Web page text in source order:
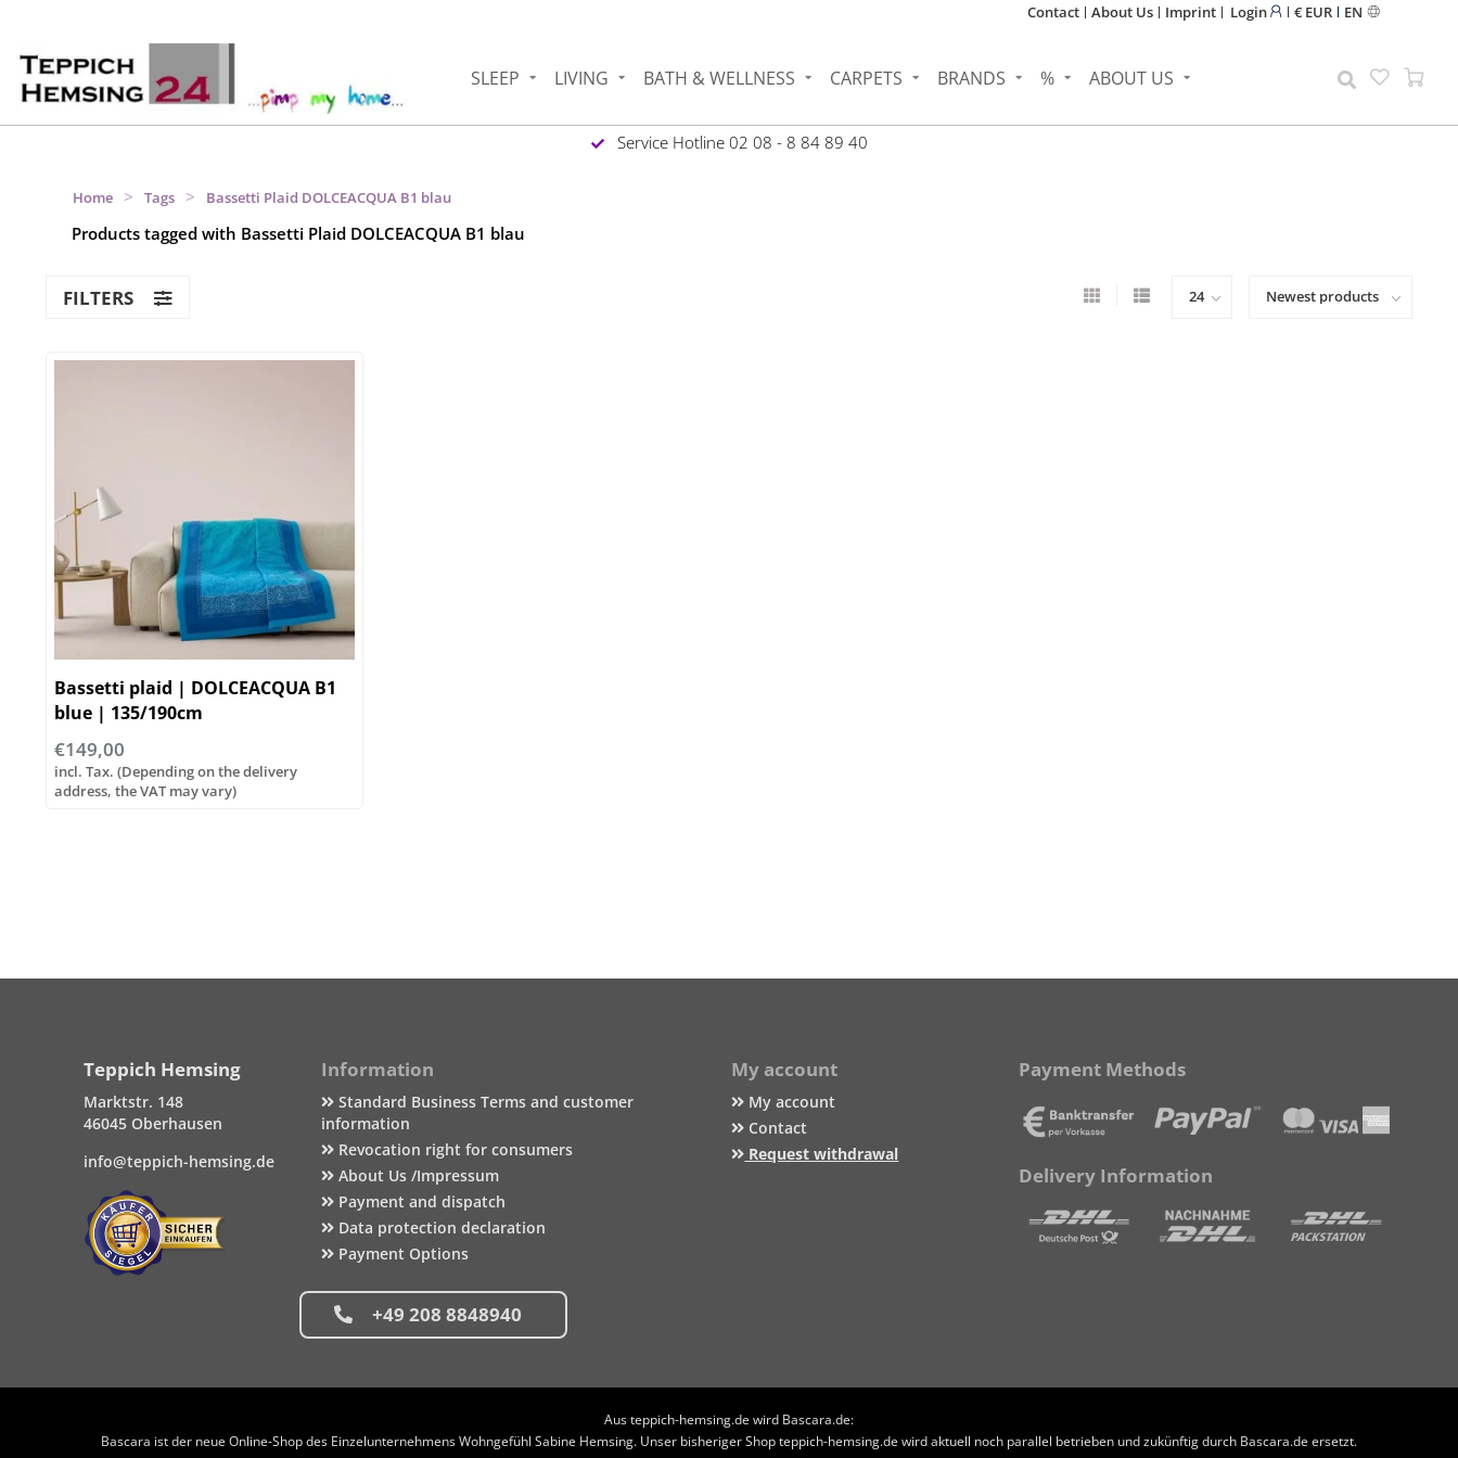
Contact About Us Imprint Login € EUR EN
SLEEP LIVING BATH & WELLNESS CARPETS BRANDS % ABOUT US
Service Hotline 02 08 - 8 84 89 40
Home > Tags > Bassetti Plaid DOLCEACQUA B1 blau
Products tagged with Bassetti Plaid DOLCEACQUA B1 blau
FILTERS
Bassetti plaid | DOLCEACQUA B1
blue | 135/190cm
€149,00
incl. Tax. (Depending on the delivery
address, the VAT may vary)
Teppich Hemsing
Marktstr. 148
46045 Oberhausen
info@teppich-hemsing.de
Information
Standard Business Terms and customer
information
Revocation right for consumers
About Us /Impressum
Payment and dispatch
Data protection declaration
Payment Options
+49 208 8848940
My account
My account
Contact
Request withdrawal
Payment Methods
Delivery Information
Aus teppich-hemsing.de wird Bascara.de:
Bascara ist der neue Online-Shop des Einzelunternehmens Wohngefühl Sabine Hemsing. Unser bisheriger Shop teppich-hemsing.de wird aktuell noch parallel betrieben und zukünftig durch Bascara.de ersetzt.